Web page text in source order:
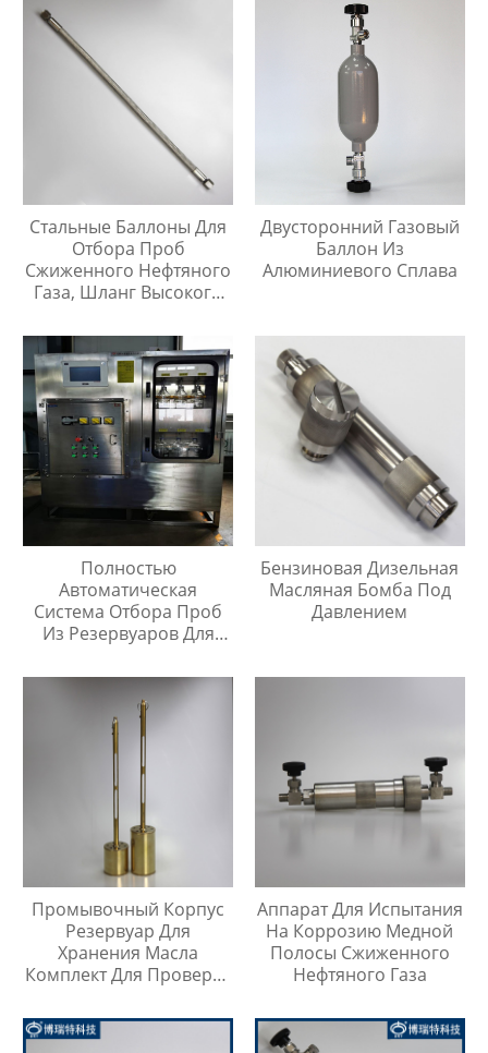
Стальные Баллоны Для
Отбора Проб
Сжиженного Нефтяного
Газа, Шланг Высокого
Метр
Двусторонний Газовый
Баллон Из
Алюминиевого Сплава
Полностью
Автоматическая
Система Отбора Проб
Из Резервуаров Для
Любой Высоте
Бензиновая Дизельная
Масляная Бомба Под
Давлением
Промывочный Корпус
Резервуар Для
Хранения Масла
Комплект Для Проверки
Аппарат Для Испытания
На Коррозию Медной
Полосы Сжиженного
Нефтяного Газа